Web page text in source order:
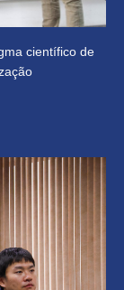
científico de